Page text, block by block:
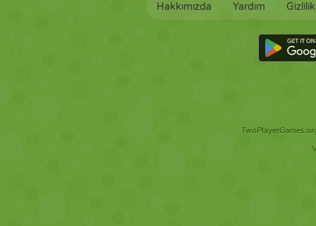
Hakkımızda Yardım